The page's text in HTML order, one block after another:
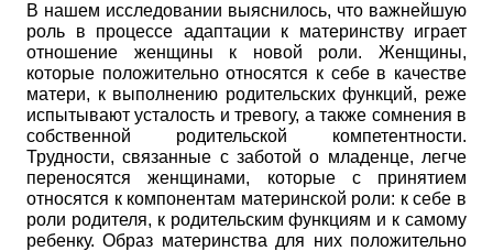
В нашем исследовании выяснилось, что важнейшую
роль в процессе адаптации к материнству играет
отношение женщины к новой роли. Женщины,
которые положительно относятся к себе в качестве
матери, к выполнению родительских функций, реже
испытывают усталость и тревогу, а также сомнения в
собственной родительской компетентности.
Трудности, связанные с заботой о младенце, легче
переносятся женщинами, которые с принятием
относятся к компонентам материнской роли: к себе в
роли родителя, к родительским функциям и к самому
ребенку. Образ материнства для них положительно